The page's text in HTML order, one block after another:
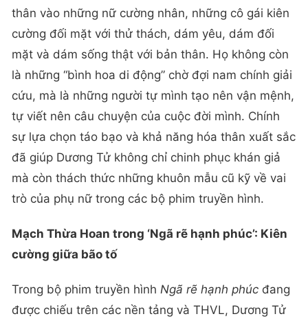
thân vào những nữ cường nhân, những cô gái kiên
cường đối mặt với thử thách, dám yêu, dám đối
mặt và dám sống thật với bản thân. Họ không còn
là những “bình hoa di động” chờ đợi nam chính giải
cứu, mà là những người tự mình tạo nên vận mệnh,
tự viết nên câu chuyện của cuộc đời mình. Chính
sự lựa chọn táo bạo và khả năng hóa thân xuất sắc
đã giúp Dương Tử không chỉ chinh phục khán giả
mà còn thách thức những khuôn mẫu cũ kỹ về vai
trò của phụ nữ trong các bộ phim truyền hình.
Mạch Thừa Hoan trong ‘Ngã rẽ hạnh phúc’: Kiên
cường giữa bão tố
Trong bộ phim truyền hình Ngã rẽ hạnh phúc đang
được chiếu trên các nền tảng và THVL, Dương Tử